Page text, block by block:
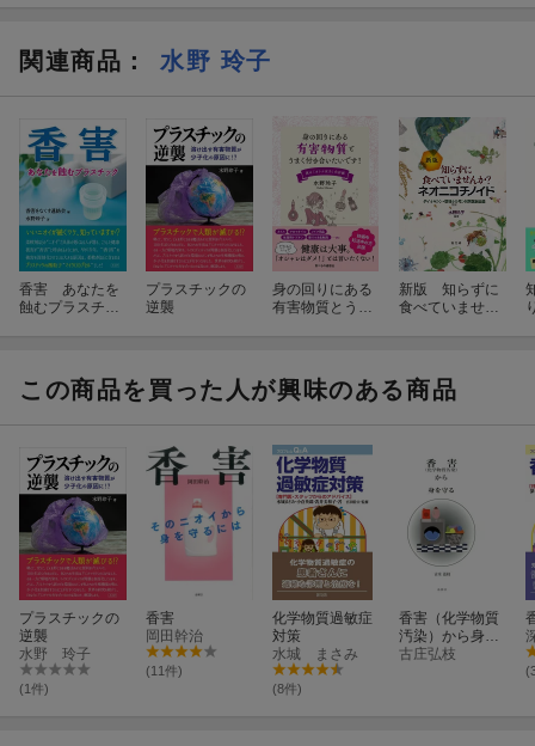
関連商品 ： 水野 玲子
香害 あなたを
蝕むプラスチッ
プラスチックの
逆襲
身の回りにある
有害物質とうま
新版 知らずに
食べていません
この商品を買った人が興味のある商品
プラスチックの
逆襲
水野 玲子
(1件)
香害
岡田幹治
(11件)
化学物質過敏症
対策
水城 まさみ
(8件)
香害（化学物質
汚染）から身を
守る
古庄弘枝